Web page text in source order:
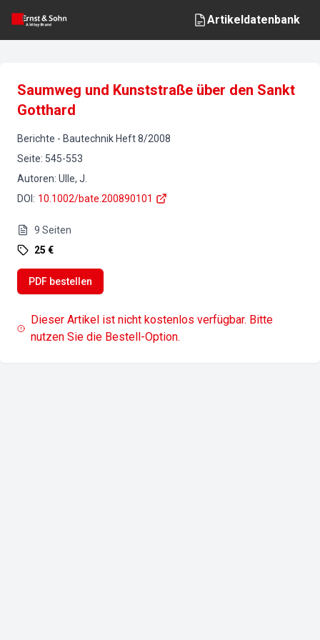
Artikeldatenbank
Saumweg und Kunststraße über den Sankt
Gotthard
Berichte - Bautechnik Heft8/2008
Seite: 545-553
Autoren: Ulle, J.
DOI : 10.1002/bate.200890101
9 Seiten
25 €
PDF bestellen
Dieser Artikel ist nicht kostenlos verfügbar. Bitte
nutzen Sie die Bestell-Option.